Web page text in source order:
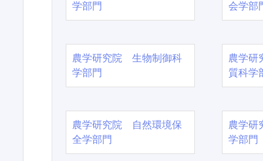
学部門
会学部
農学研究院 生物制御科
学部門
農学
質科学
農学研究院 自然環境保
全学部門
農学
学部門